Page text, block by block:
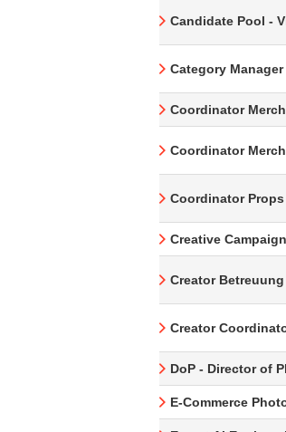
Candidate Pool -
Category Manager
Coordinator
Coordinator
Coordinator
Creative
Creator
Creator
DoP - Director of
E-Commerce